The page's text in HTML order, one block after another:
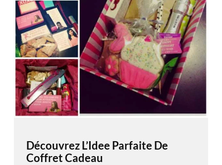
Découvrez L’Idee Parfaite De
Coffret Cadeau